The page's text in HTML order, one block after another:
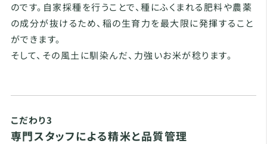
のです。自家採種を行うことで、種にふくまれる肥料や農薬
の成分が抜けるため、稲の生育力を最大限に発揮すること
ができます。
そして、その風土に馴染んだ、力強いお米が稔ります。
こだわり3
専門スタッフによる精米と品質管理